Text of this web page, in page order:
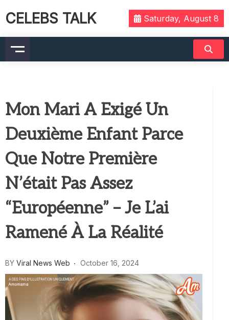
CELEBS TALK Saturday, August 8
Mon Mari A Exigé Un
Deuxième Enfant Parce
Que Notre Première
N’était Pas Assez
“Européenne” – Je L’ai
Ramené À La Réalité
BY Viral News Web October 16, 2024